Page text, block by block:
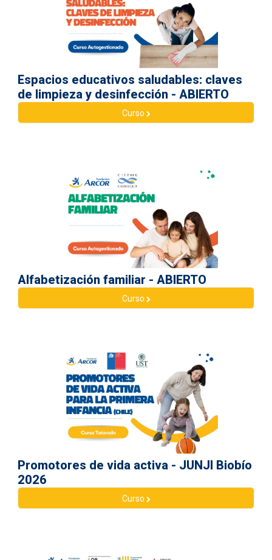
Espacios educativos saludables: claves
de limpieza y desinfección - ABIERTO
Curso
Alfabetización familiar - ABIERTO
Curso
Promotores de vida activa - JUNJI Biobío
2026
Curso